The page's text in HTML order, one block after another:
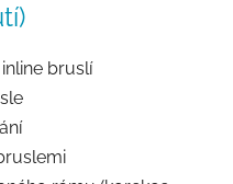
bruslí